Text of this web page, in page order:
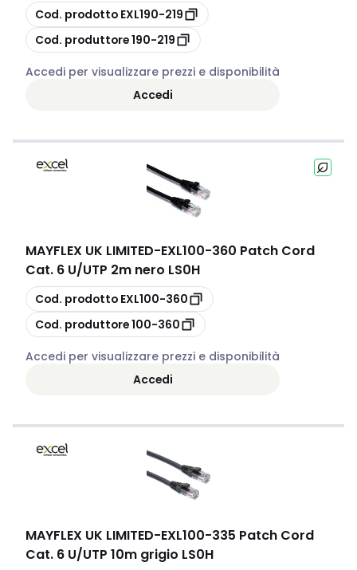
copia
Cod. prodotto EXL190-219
copia
Cod. produttore190-219
Accedi per visualizzare prezzi e disponibilità
Accedi
MAYFLEX UK LIMITED-EXL100-360 Patch Cord
Cat. 6 U/UTP 2m nero LS0H
copia
Cod. prodotto EXL100-360
copia
Cod. produttore100-360
Accedi per visualizzare prezzi e disponibilità
Accedi
MAYFLEX UK LIMITED-EXL100-335 Patch Cord
Cat. 6 U/UTP 10m grigio LS0H